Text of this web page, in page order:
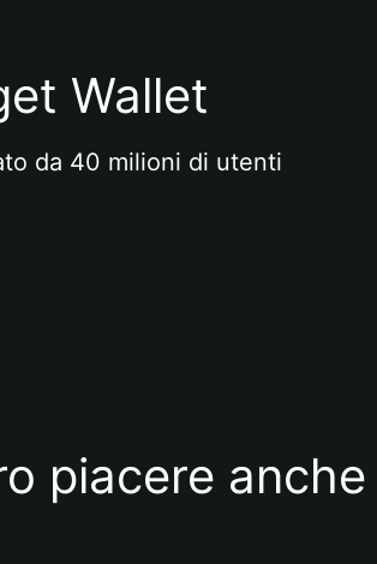
Wallet
da 40 milioni di utenti
piacere